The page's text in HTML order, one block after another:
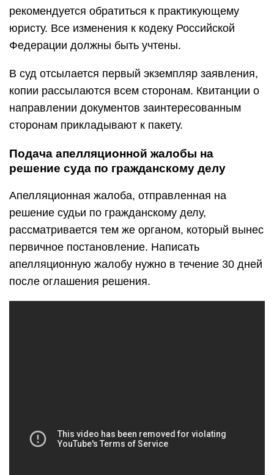
рекомендуется обратиться к практикующему
юристу. Все изменения к кодеку Российской
Федерации должны быть учтены.
В суд отсылается первый экземпляр заявления,
копии рассылаются всем сторонам. Квитанции о
направлении документов заинтересованным
сторонам прикладывают к пакету.
Подача апелляционной жалобы на
решение суда по гражданскому делу
Апелляционная жалоба, отправленная на
решение судьи по гражданскому делу,
рассматривается тем же органом, который вынес
первичное постановление. Написать
апелляционную жалобу нужно в течение 30 дней
после оглашения решения.